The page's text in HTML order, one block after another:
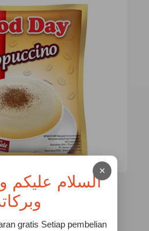
x 30 merupakan kopi
kopi pilihan. Varian ini
harum dan lebih enak.
×
السلام عليكم
gratis Setiap pembelian